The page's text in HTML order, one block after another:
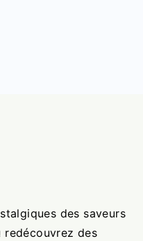
des saveurs
des